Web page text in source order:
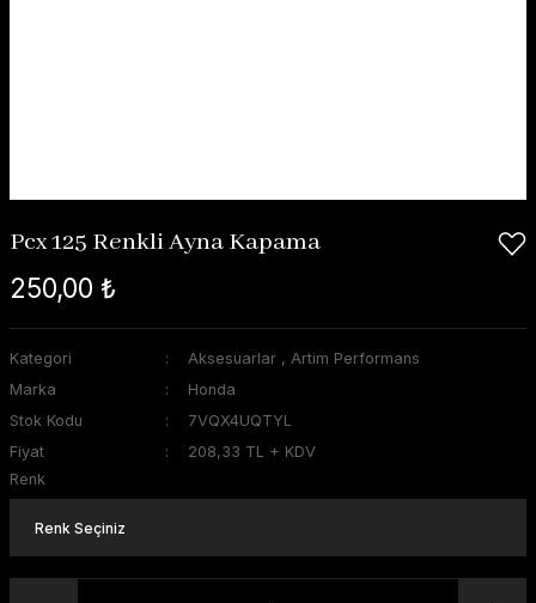
Pcx 125 Renkli Ayna Kapama
250,00 ₺
Kategori Aksesuarlar , Artim Performans
Marka
Honda
Stok Kodu
7VQX4UQTYL
Fiyat
208,33 TL + KDV
Renk